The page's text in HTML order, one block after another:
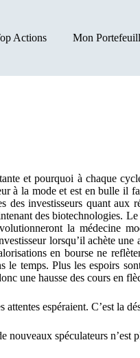
Actions Mon
et pourquoi à chaque
à la mode et est en bulle il
des investisseurs quant
des biotechnologies.
la médecine
lorsqu’il achète
en bourse ne
temps. Plus les espoirs
une hausse des cours en
espéraient. C’est la
spéculateurs